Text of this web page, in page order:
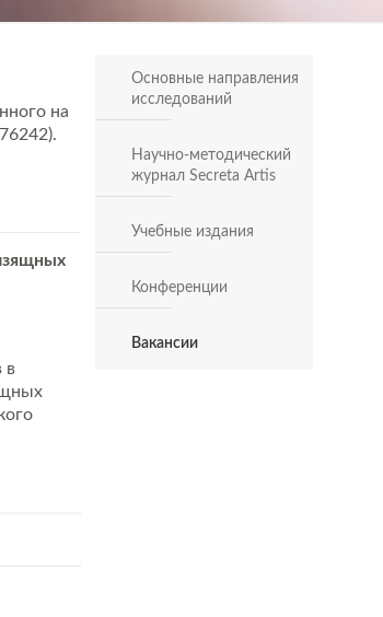
на
в
Основные направления
исследований
Научно-методический
журнал Secreta Artis
Учебные издания
Конференции
Вакансии